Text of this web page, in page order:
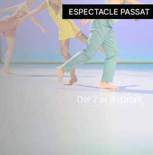
Del 7 al 9 d’abril
ESPECTACLE PASSAT